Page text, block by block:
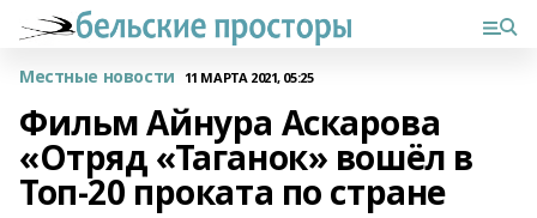
Местные новости 11 МАРТА 2021, 05:25
Фильм Айнура Аскарова
«Отряд «Таганок» вошёл в
Топ-20 проката по стране